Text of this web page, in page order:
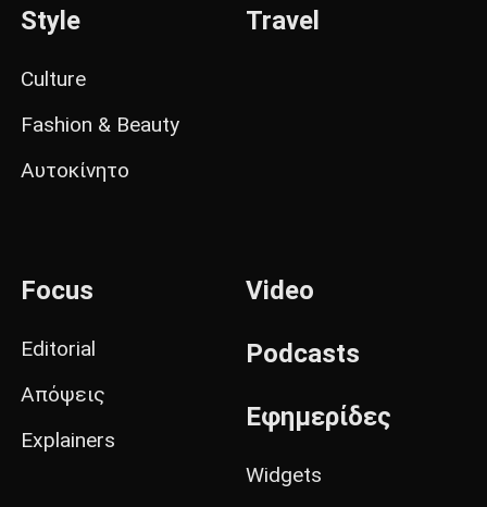
Style
Culture
Fashion & Beauty
Αυτοκίνητο
Travel
Focus
Editorial
Απόψεις
Explainers
Video
Podcasts
Εφημερίδες
Widgets